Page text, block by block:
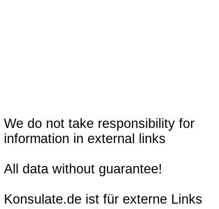
We do not take responsibility for
information in external links
All data without guarantee!
Konsulate.de ist für externe Links